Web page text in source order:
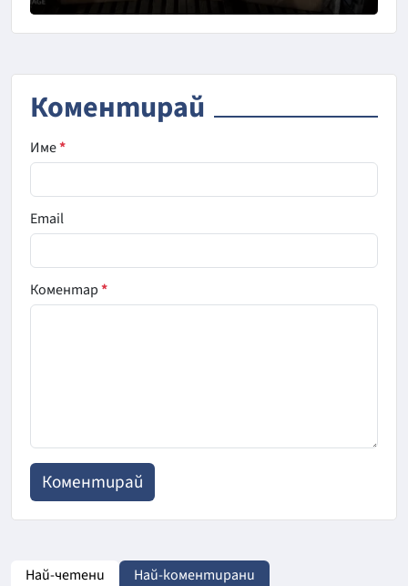
Коментирай
Име*
Email
Коментар*
Най-четени Най-коментирани